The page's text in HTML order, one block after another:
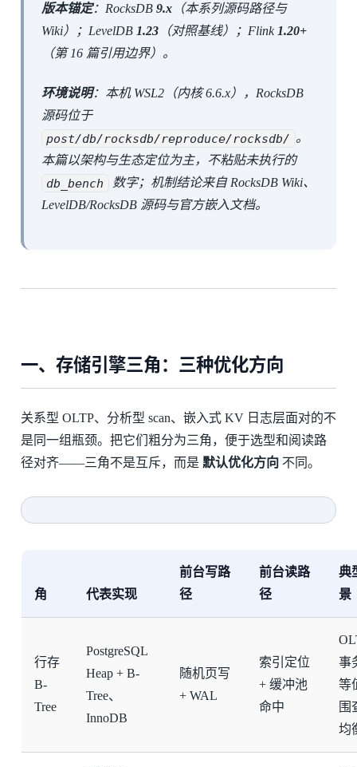
版本锚定：RocksDB 9.x（本系列源码路径与
Wiki）；LevelDB 1.23（对照基线）；Flink 1.20+
（第 16 篇引用边界）。
环境说明：本机 WSL2（内核 6.6.x），RocksDB
源码位于
post/db/rocksdb/reproduce/rocksdb/ 。
本篇以架构与生态定位为主，不粘贴未执行的
db_bench
数字；机制结论来自 RocksDB Wiki、
LevelDB/RocksDB 源码与官方嵌入文档。
一、存储引擎三角：三种优化方向
关系型 OLTP、分析型 scan、嵌入式 KV 日志层面对的不
是同一组瓶颈。把它们粗分为三角，便于选型和阅读路
径对齐——三角不是互斥，而是 默认优化方向 不同。
角 代表实现
前台写路
径
前台读路
径
典
景
行存
B-
Tree
PostgreSQL
Heap + B-
Tree、
InnoDB
随机页写
+ WAL
索引定位
+ 缓冲池
命中
事
等
围
均